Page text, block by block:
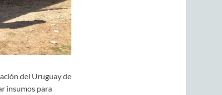
del Uruguay de
insumos para